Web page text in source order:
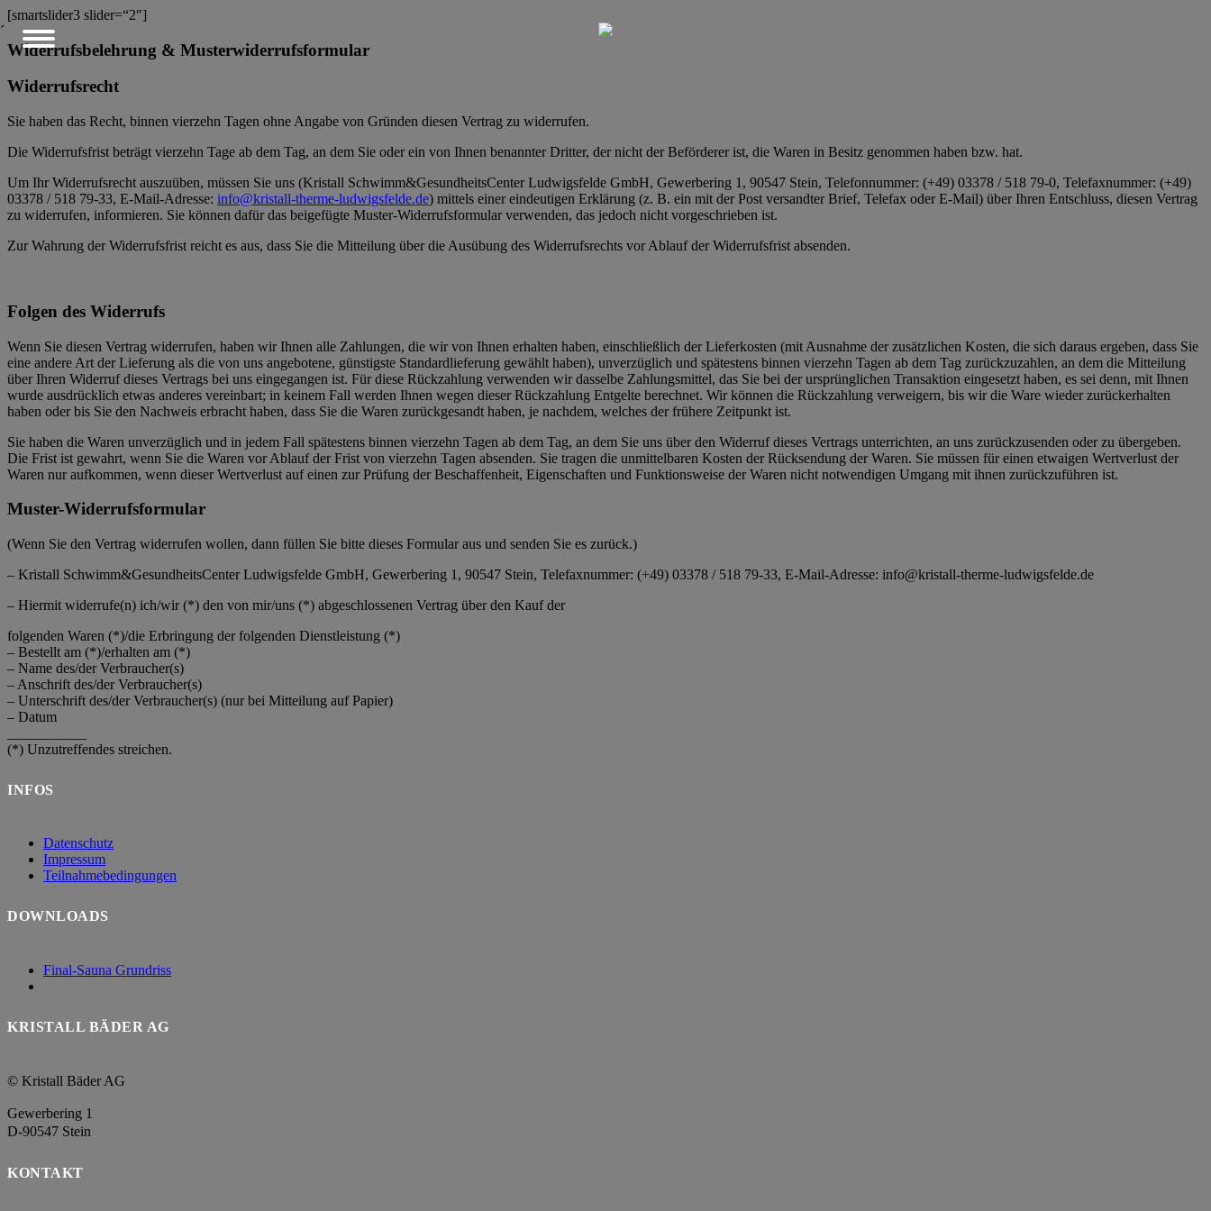
´
[smartslider3 slider=“2″]
Widerrufsbelehrung & Musterwiderrufsformular
Widerrufsrecht
Sie haben das Recht, binnen vierzehn Tagen ohne Angabe von Gründen diesen Vertrag zu widerrufen.
Die Widerrufsfrist beträgt vierzehn Tage ab dem Tag, an dem Sie oder ein von Ihnen benannter Dritter, der nicht der Beförderer ist, die Waren in Besitz genommen haben bzw. hat.
Um Ihr Widerrufsrecht auszuüben, müssen Sie uns (Kristall Schwimm&GesundheitsCenter Ludwigsfelde GmbH, Gewerbering 1, 90547 Stein, Telefonnummer: (+49) 03378 / 518 79-0, Telefaxnummer: (+49)
03378 / 518 79-33, E-Mail-Adresse: info@kristall-therme-ludwigsfelde.de) mittels einer eindeutigen Erklärung (z. B. ein mit der Post versandter Brief, Telefax oder E-Mail) über Ihren Entschluss, diesen Vertrag
zu widerrufen, informieren. Sie können dafür das beigefügte Muster-Widerrufsformular verwenden, das jedoch nicht vorgeschrieben ist.
Zur Wahrung der Widerrufsfrist reicht es aus, dass Sie die Mitteilung über die Ausübung des Widerrufsrechts vor Ablauf der Widerrufsfrist absenden.
Folgen des Widerrufs
Wenn Sie diesen Vertrag widerrufen, haben wir Ihnen alle Zahlungen, die wir von Ihnen erhalten haben, einschließlich der Lieferkosten (mit Ausnahme der zusätzlichen Kosten, die sich daraus ergeben, dass Sie
eine andere Art der Lieferung als die von uns angebotene, günstigste Standardlieferung gewählt haben), unverzüglich und spätestens binnen vierzehn Tagen ab dem Tag zurückzuzahlen, an dem die Mitteilung
über Ihren Widerruf dieses Vertrags bei uns eingegangen ist. Für diese Rückzahlung verwenden wir dasselbe Zahlungsmittel, das Sie bei der ursprünglichen Transaktion eingesetzt haben, es sei denn, mit Ihnen
wurde ausdrücklich etwas anderes vereinbart; in keinem Fall werden Ihnen wegen dieser Rückzahlung Entgelte berechnet. Wir können die Rückzahlung verweigern, bis wir die Ware wieder zurückerhalten
haben oder bis Sie den Nachweis erbracht haben, dass Sie die Waren zurückgesandt haben, je nachdem, welches der frühere Zeitpunkt ist.
Sie haben die Waren unverzüglich und in jedem Fall spätestens binnen vierzehn Tagen ab dem Tag, an dem Sie uns über den Widerruf dieses Vertrags unterrichten, an uns zurückzusenden oder zu übergeben.
Die Frist ist gewahrt, wenn Sie die Waren vor Ablauf der Frist von vierzehn Tagen absenden. Sie tragen die unmittelbaren Kosten der Rücksendung der Waren. Sie müssen für einen etwaigen Wertverlust der
Waren nur aufkommen, wenn dieser Wertverlust auf einen zur Prüfung der Beschaffenheit, Eigenschaften und Funktionsweise der Waren nicht notwendigen Umgang mit ihnen zurückzuführen ist.
Muster-Widerrufsformular
(Wenn Sie den Vertrag widerrufen wollen, dann füllen Sie bitte dieses Formular aus und senden Sie es zurück.)
– Kristall Schwimm&GesundheitsCenter Ludwigsfelde GmbH, Gewerbering 1, 90547 Stein, Telefaxnummer: (+49) 03378 / 518 79-33, E-Mail-Adresse: info@kristall-therme-ludwigsfelde.de
– Hiermit widerrufe(n) ich/wir (*) den von mir/uns (*) abgeschlossenen Vertrag über den Kauf der
folgenden Waren (*)/die Erbringung der folgenden Dienstleistung (*)
– Bestellt am (*)/erhalten am (*)
– Name des/der Verbraucher(s)
– Anschrift des/der Verbraucher(s)
– Unterschrift des/der Verbraucher(s) (nur bei Mitteilung auf Papier)
– Datum
(*) Unzutreffendes streichen.
INFOS
Datenschutz
Impressum
Teilnahmebedingungen
DOWNLOADS
Final-Sauna Grundriss
KRISTALL BÄDER AG
© Kristall Bäder AG
Gewerbering 1
D-90547 Stein
KONTAKT